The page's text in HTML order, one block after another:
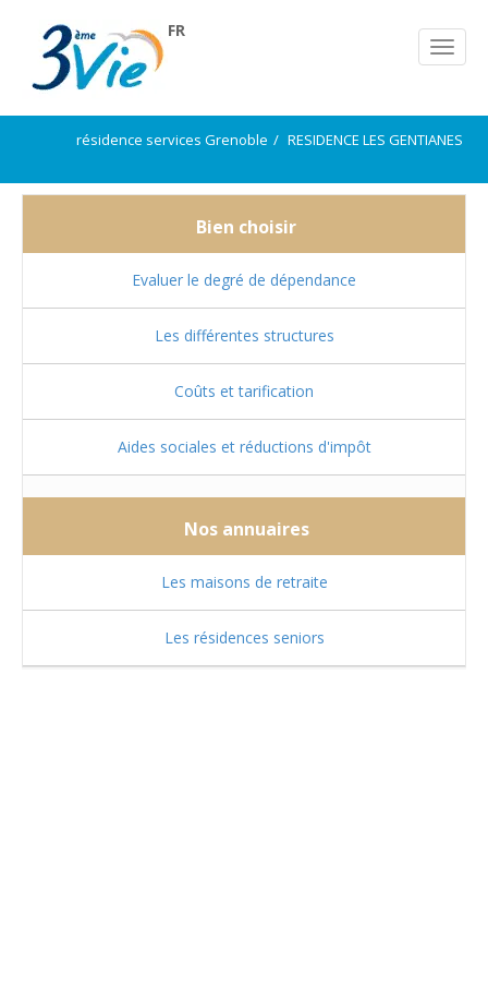
FR
résidence services Grenoble RESIDENCE LES GENTIANES
Bien choisir
Evaluer le degré de dépendance
Les différentes structures
Coûts et tarification
Aides sociales et réductions d'impôt
Nos annuaires
Les maisons de retraite
Les résidences seniors